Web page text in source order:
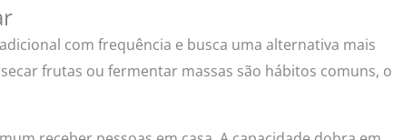
com frequência e busca uma alternativa mais
frutas ou fermentar massas são hábitos comuns, o